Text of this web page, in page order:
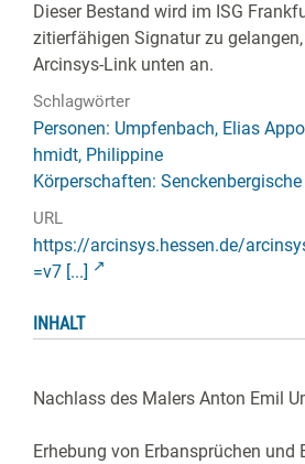
Dieser Bestand wird im ISG
zitierfähigen Signatur zu
Arcinsys-Link unten an.
Schlagwörter
Personen: Umpfenbach, Elias
hmidt, Philippine
Körperschaften:
URL
https://arcinsys.hessen.de/
=v7 [...]
INHALT
Nachlass des Malers Anton Emil
Erhebung von Erbansprüchen und